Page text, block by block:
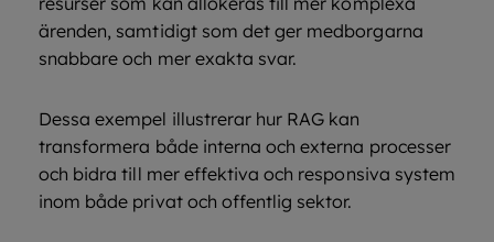
ärenden, samtidigt som det ger medborgarna
snabbare och mer exakta svar.
Dessa exempel illustrerar hur RAG kan
transformera både interna och externa processer
och bidra till mer effektiva och responsiva system
inom både privat och offentlig sektor.